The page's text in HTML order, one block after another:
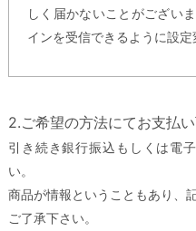
しく届かないことがござい
インを受信できるように設定
2.ご希望の方法にてお支払
引き続き銀行振込もしくは電
い。
商品が情報ということもあり、
ご了承下さい。